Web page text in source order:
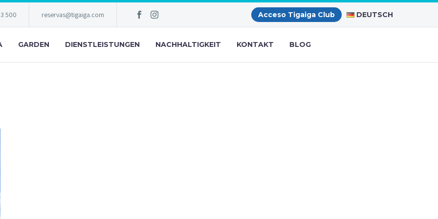
500 reservas@tigaiga.com Acceso Tigaiga Club DEUTSCH
GARDEN DIENSTLEISTUNGEN NACHHALTIGKEIT KONTAKT BLOG